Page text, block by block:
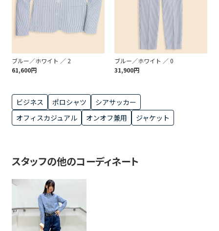
ブルー／ホワイト ／ 2
61,600円
ブルー／ホワイト ／ 0
31,900円
ビジネス ポロシャツ
シアサッカー
オフィスカジュアル
オンオフ兼用 ジャケット
スタッフの他のコーディネート